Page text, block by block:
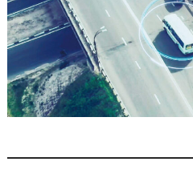
自動運転・スマート
測量・空間情報
取引実績
用途別ソリューション
製品